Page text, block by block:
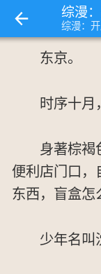
综漫
综漫：
东京。
时序十月
身著棕褐
便利店门口，
东西，盲盒怎
少年名叫